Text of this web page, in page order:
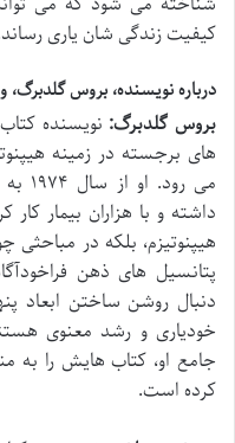
کیفیت زندگی شان یاری
درباره نویسنده، بروس
بروس گلدبرگ: نویسنده
های برجسته در زمینه
می
داشته و با هزاران بیمار
هیپنوتیزم، بلکه در
پتانسیل های ذهن
دنبال روشن ساختن ابعاد
خودیاری و رشد معنوی
جامع او، کتاب هایش را به
کرده است.